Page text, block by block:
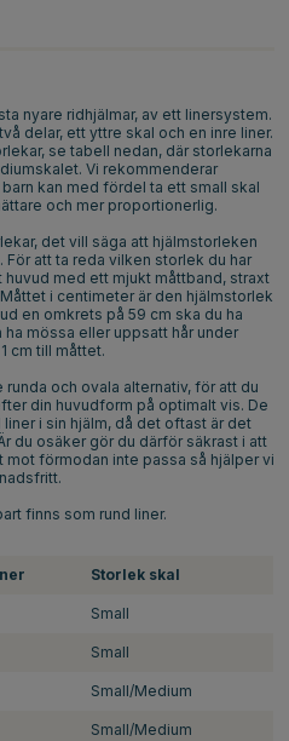
nyare ridhjälmar, av ett linersystem.
delar, ett yttre skal och en inre liner.
se tabell nedan, där storlekarna
Vi rekommenderar
kan med fördel ta ett small skal
och mer proportionerlig.
det vill säga att hjälmstorleken
att ta reda vilken storlek du har
huvud med ett mjukt måttband, straxt
i centimeter är den hjälmstorlek
en omkrets på 59 cm ska du ha
ha mössa eller uppsatt hår under
cm till måttet.
och ovala alternativ, för att du
din huvudform på optimalt vis. De
i sin hjälm, då det oftast är det
du osäker gör du därför säkrast i att
förmodan inte passa så hjälper vi
finns som rund liner.
Storlek skal
Small
Small
Small/Medium
Small/Medium